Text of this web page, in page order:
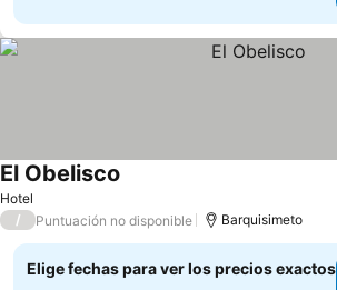
Hotel
El Obelisco
/ Puntuación no disponible Barquisimeto
Elige fechas para ver los precios exactos